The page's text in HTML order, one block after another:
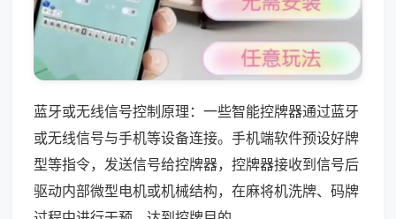
蓝牙或无线信号控制原理：一些智能控牌器通过蓝牙
或无线信号与手机等设备连接。手机端软件预设好牌
型等指令，发送信号给控牌器，控牌器接收到信号后
驱动内部微型电机或机械结构，在麻将机洗牌、码牌